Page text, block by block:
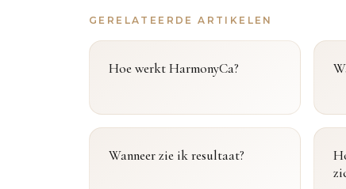
GERELATEERDE ARTIKELEN
Hoe werkt HarmonyCa?
Wanneer zie ik resultaat?